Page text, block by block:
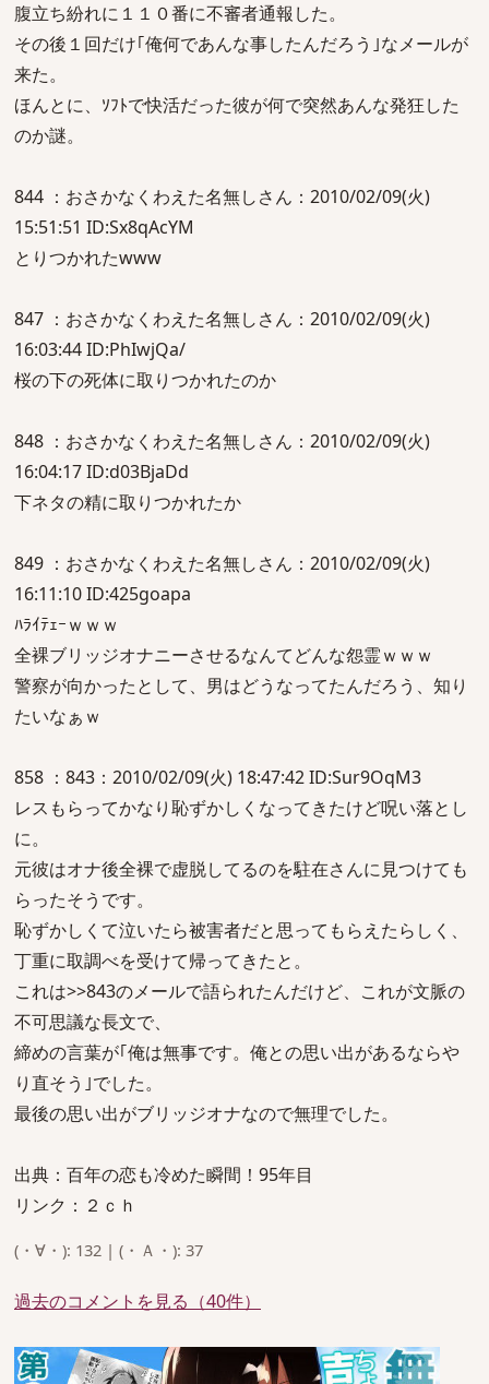
腹立ち紛れに１１０番に不審者通報した。
その後１回だけ｢俺何であんな事したんだろう｣なメールが
来た。
ほんとに、ｿﾌﾄで快活だった彼が何で突然あんな発狂した
のか謎。
844 ：おさかなくわえた名無しさん：2010/02/09(火)
15:51:51 ID:Sx8qAcYM
とりつかれたwww
847 ：おさかなくわえた名無しさん：2010/02/09(火)
16:03:44 ID:PhIwjQa/
桜の下の死体に取りつかれたのか
848 ：おさかなくわえた名無しさん：2010/02/09(火)
16:04:17 ID:d03BjaDd
下ネタの精に取りつかれたか
849 ：おさかなくわえた名無しさん：2010/02/09(火)
16:11:10 ID:425goapa
ﾊﾗｲﾃｪｰｗｗｗ
全裸ブリッジオナニーさせるなんてどんな怨霊ｗｗｗ
警察が向かったとして、男はどうなってたんだろう、知り
たいなぁｗ
858 ：843：2010/02/09(火) 18:47:42 ID:Sur9OqM3
レスもらってかなり恥ずかしくなってきたけど呪い落とし
に。
元彼はオナ後全裸で虚脱してるのを駐在さんに見つけても
らったそうです。
恥ずかしくて泣いたら被害者だと思ってもらえたらしく、
丁重に取調べを受けて帰ってきたと。
これは>>843のメールで語られたんだけど、これが文脈の
不可思議な長文で、
締めの言葉が｢俺は無事です。俺との思い出があるならや
り直そう｣でした。
最後の思い出がブリッジオナなので無理でした。
出典：百年の恋も冷めた瞬間！95年目
リンク：２ｃｈ
(・∀・): 132 | (・Ａ・): 37
過去のコメントを見る（40件）